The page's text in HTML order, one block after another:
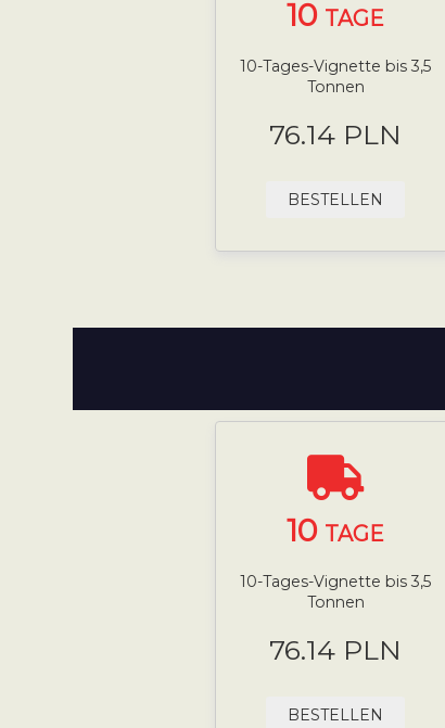
10 TAGE
10-Tages-Vignette bis 3,5
Tonnen
76.14 PLN
BESTELLEN
10 TAGE
10-Tages-Vignette bis 3,5
Tonnen
76.14 PLN
BESTELLEN